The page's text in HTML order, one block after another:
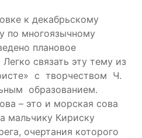
к декабрьскому
по многоязычному
плановое
связать эту тему из
с творчеством Ч.
образованием.
– это и морская сова
мальчику Кириску
очертания которого